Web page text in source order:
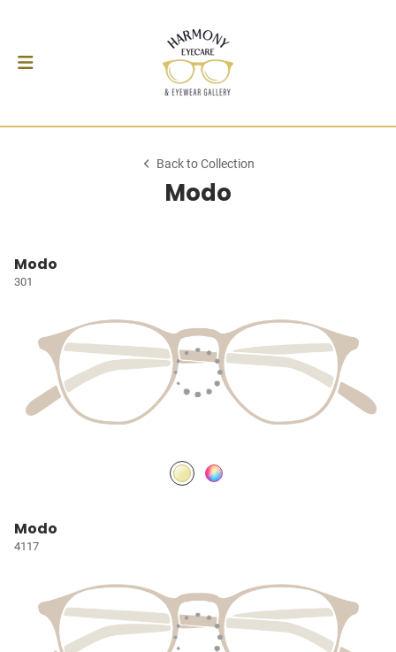
Back to Collection
Modo
Modo
301
Modo
4117